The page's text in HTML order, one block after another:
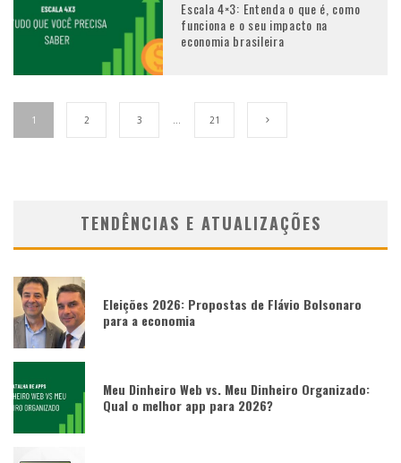
Escala 4×3: Entenda o que é, como
funciona e o seu impacto na
economia brasileira
1 2 3 21
TENDÊNCIAS E ATUALIZAÇÕES
Eleições 2026: Propostas de Flávio Bolsonaro
para a economia
Meu Dinheiro Web vs. Meu Dinheiro Organizado:
Qual o melhor app para 2026?